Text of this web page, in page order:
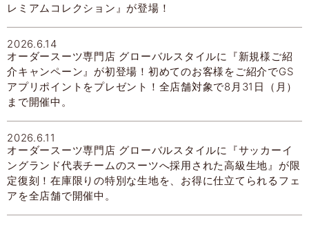
レミアムコレクション』が登場！
2026.6.14
オーダースーツ専門店 グローバルスタイルに『新規様ご紹
介キャンペーン』が初登場！初めてのお客様をご紹介でGS
アプリポイントをプレゼント！全店舗対象で8月31日（月）
まで開催中。
2026.6.11
オーダースーツ専門店 グローバルスタイルに『サッカーイ
ングランド代表チームのスーツへ採用された高級生地』が限
定復刻！在庫限りの特別な生地を、お得に仕立てられるフェ
アを全店舗で開催中。